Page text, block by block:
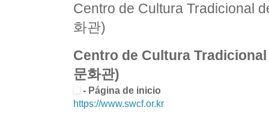
Centro de Cultura Tradicional
화관)
Centro de Cultura
문화관)
- Página de inicio
https://www.swcf.or.kr